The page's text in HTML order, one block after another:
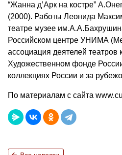
“Жанна д’Арк на костре”
(2000). Работы Леонида
театре музее
Российском центре УНИМА
ассоциация деятелей театров
Художественном фонде
коллекциях России и за
По материалам с сайта